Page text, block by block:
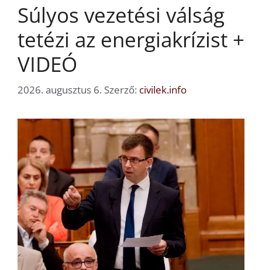
Súlyos vezetési válság
tetézi az energiakrízist +
VIDEÓ
2026. augusztus 6. Szerző: civilek.info